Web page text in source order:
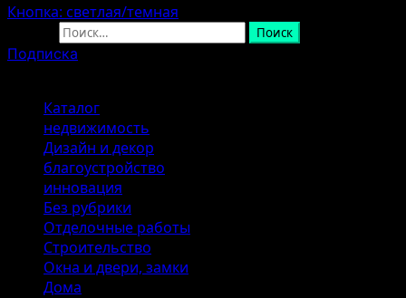
Кнопка: светлая/темная
Подписка
Каталог
недвижимость
Дизайн и декор
благоустройство
инновация
Без рубрики
Отделочные работы
Строительство
Окна и двери, замки
Дома